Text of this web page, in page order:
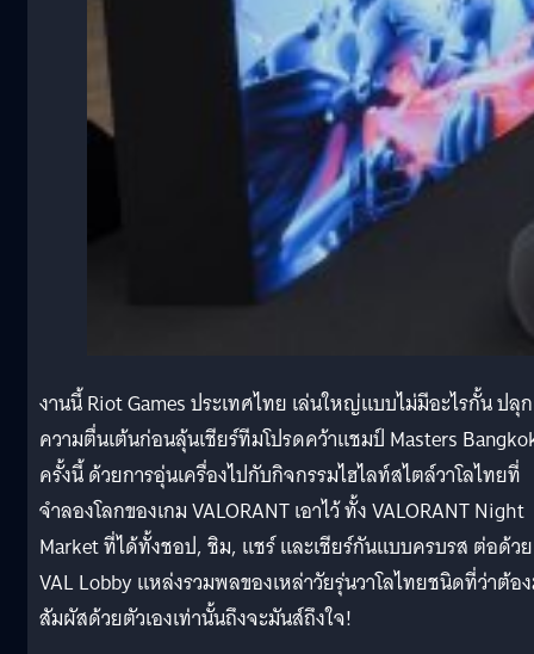
งานนี้ Riot Games ประเทศไทย เล่นใหญ่แบบไม่มีอะไรกั้น ปลุก
ความตื่นเต้นก่อนลุ้นเชียร์ทีมโปรดคว้าแชมป์ Masters
ครั้งนี้ ด้วยการอุ่นเครื่องไปกับกิจกรรมไฮไลท์สไตล์วาโลไทยที่
จำลองโลกของเกม VALORANT เอาไว้ ทั้ง VALORANT Night
Market ที่ได้ทั้งชอป, ชิม, แชร์ และเชียร์กันแบบครบรส ต่อด้วย
VAL Lobby แหล่งรวมพลของเหล่าวัยรุ่นวาโลไทยชนิดที่ว่าต้อ
สัมผัสด้วยตัวเองเท่านั้นถึงจะมันส์ถึงใจ!